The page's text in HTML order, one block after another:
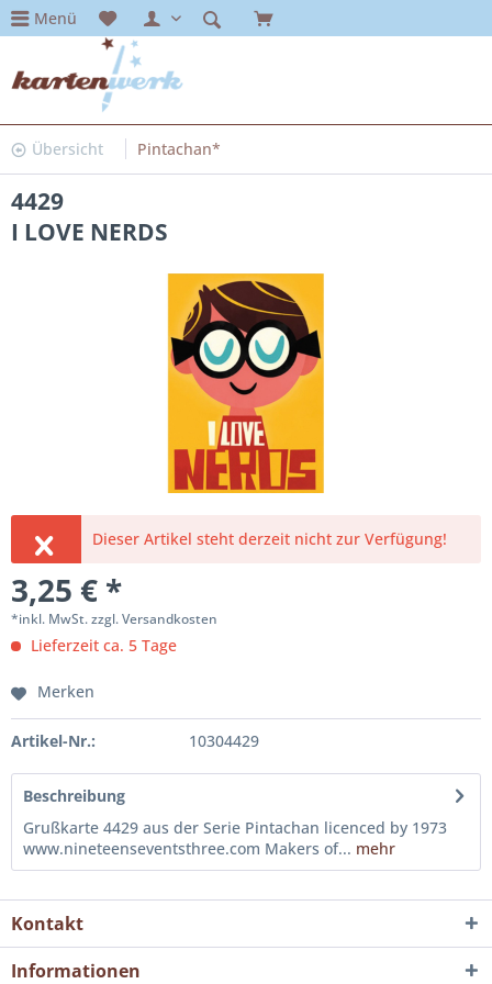
Menü
Übersicht Pintachan*
4429
I LOVE NERDS
Dieser Artikel steht derzeit nicht zur Verfügung!
3,25 € *
*inkl. MwSt.zzgl. Versandkosten
Lieferzeit ca. 5 Tage
Merken
Artikel-Nr.: 10304429
Beschreibung
Grußkarte 4429 aus der Serie Pintachan licenced by 1973
www.nineteenseventsthree.com Makers of... mehr
Kontakt
Informationen